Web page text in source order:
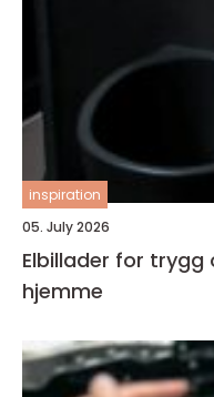
inspiration
05. July 2026
Elbillader for
hjemme